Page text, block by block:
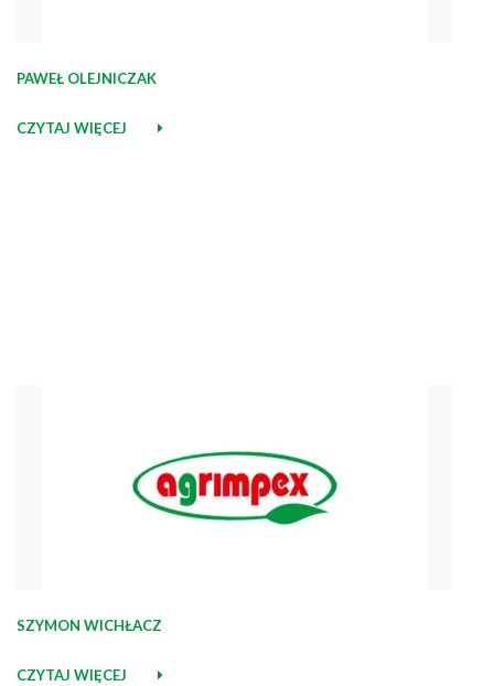
PAWEŁ OLEJNICZAK
CZYTAJ WIĘCEJ
SZYMON WICHŁACZ
CZYTAJ WIĘCEJ